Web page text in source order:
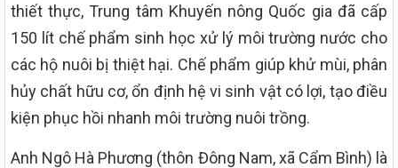
thiết thực, Trung tâm Khuyến nông Quốc gia đã cấp
150 lít chế phẩm sinh học xử lý môi trường nước cho
các hộ nuôi bị thiệt hại. Chế phẩm giúp khử mùi, phân
hủy chất hữu cơ, ổn định hệ vi sinh vật có lợi, tạo điều
kiện phục hồi nhanh môi trường nuôi trồng.
Anh Ngô Hà Phương (thôn Đông Nam, xã Cẩm Bình) là